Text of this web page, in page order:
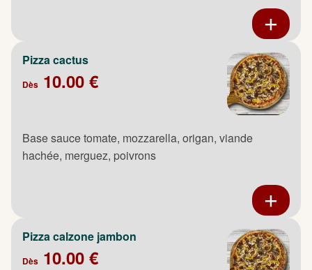
Pizza cactus
Dès 10.00 €
Base sauce tomate, mozzarella, origan, viande
hachée, merguez, poivrons
Pizza calzone jambon
Dès 10.00 €